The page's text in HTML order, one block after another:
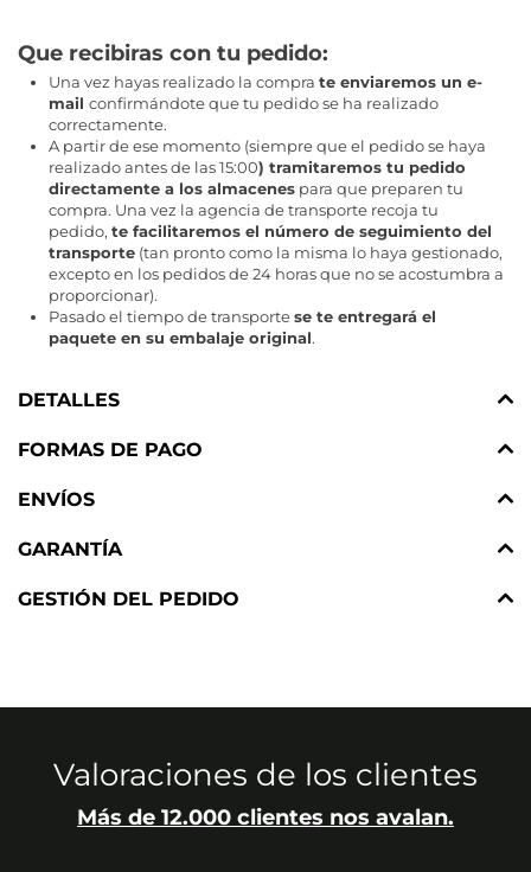
Que recibiras con tu pedido:
Una vez hayas realizado la compra te enviaremos un e-
mail confirmándote que tu pedido se ha realizado
correctamente.
A partir de ese momento (siempre que el pedido se haya
realizado antes de las 15:00) tramitaremos tu pedido
directamente a los almacenes para que preparen tu
compra. Una vez la agencia de transporte recoja tu
pedido, te facilitaremos el número de seguimiento del
transporte (tan pronto como la misma lo haya gestionado,
excepto en los pedidos de 24 horas que no se acostumbra a
proporcionar).
Pasado el tiempo de transportese te entregará el
paquete en su embalaje original.
DETALLES
FORMAS DE PAGO
ENVÍOS
GARANTÍA
GESTIÓN DEL PEDIDO
Valoraciones de los clientes
Más de 12.000 clientes nos avalan.